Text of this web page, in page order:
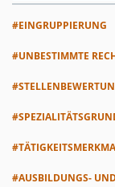
#EINGRUPPIERUNG
#UNBESTIMMTE
#AUSBILDUNGS-